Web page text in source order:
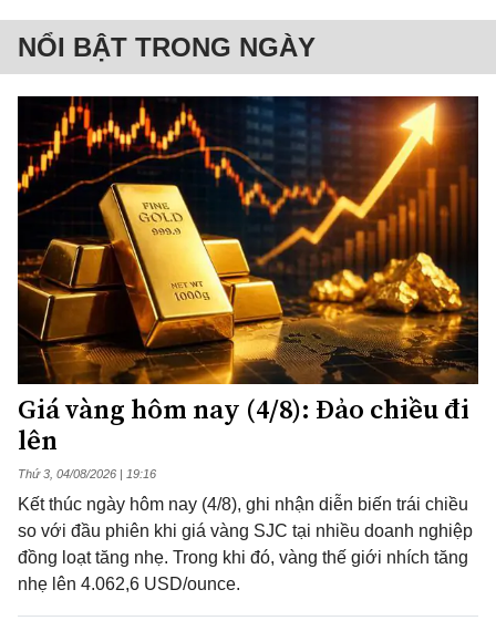
NỔI BẬT TRONG NGÀY
Giá vàng hôm nay (4/8): Đảo chiều đi
lên
Thứ 3, 04/08/2026 | 19:16
Kết thúc ngày hôm nay (4/8), ghi nhận diễn biến trái chiều
so với đầu phiên khi giá vàng SJC tại nhiều doanh nghiệp
đồng loạt tăng nhẹ. Trong khi đó, vàng thế giới nhích tăng
nhẹ lên 4.062,6 USD/ounce.